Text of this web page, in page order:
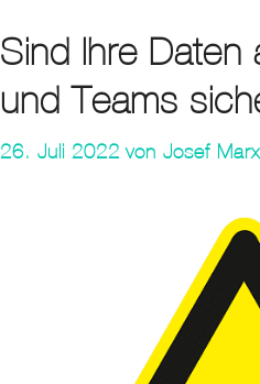
Sind Ihre
und Teams
26. Juli 2022 von Josef